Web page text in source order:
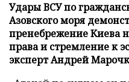
Удары ВСУ по
Азовского моря
пренебрежение Киева
права и стремление к
эксперт Андрей